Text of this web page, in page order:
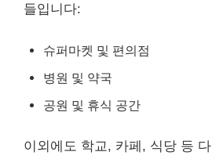
들입니다:
슈퍼마켓 및 편의점
병원 및 약국
공원 및 휴식 공간
이외에도 학교, 카페, 식당 등